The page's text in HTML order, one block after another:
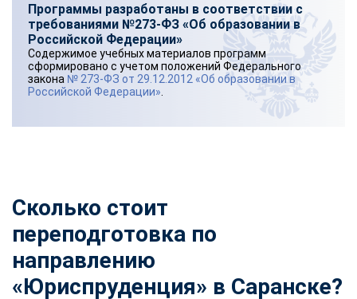
Программы разработаны в соответствии с
требованиями №273-ФЗ «Об образовании в
Российской Федерации»
Содержимое учебных материалов программ
сформировано с учетом положений Федерального
закона № 273-ФЗ от 29.12.2012 «Об образовании в
Российской Федерации»
Сколько стоит
переподготовка по
направлению
«Юриспруденция» в Саранске?